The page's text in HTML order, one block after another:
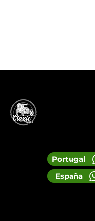
Portugal
España